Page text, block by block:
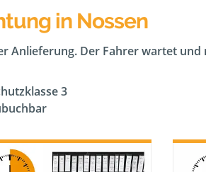
in Nossen
Anlieferung. Der Fahrer wartet
3